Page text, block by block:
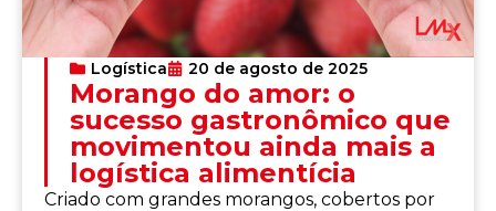
Logística 20 de agosto de 2025
Morango do amor: o
sucesso gastronômico que
movimentou ainda mais a
logística alimentícia
Criado com grandes morangos, cobertos por